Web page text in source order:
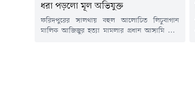
ধরা পড়লো মূল অভিযুক্ত
ফরিদপুরের সালথায় বহুল আলোচিত লিচুবাগান
মালিক আজিজুর হত্যা মামলার প্রধান আসামি মো.